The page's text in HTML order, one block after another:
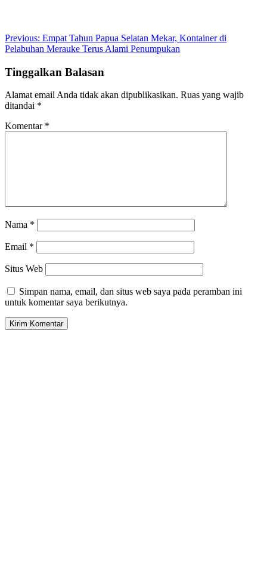
Post
navigation
Previous: Empat Tahun Papua Selatan Mekar, Kontainer di
Pelabuhan Merauke Terus Alami Penumpukan
Tinggalkan Balasan
Alamat email Anda tidak akan dipublikasikan. Ruas yang wajib
ditandai *
Komentar *
Nama *
Email *
Situs Web
Simpan nama, email, dan situs web saya pada peramban ini
untuk komentar saya berikutnya.